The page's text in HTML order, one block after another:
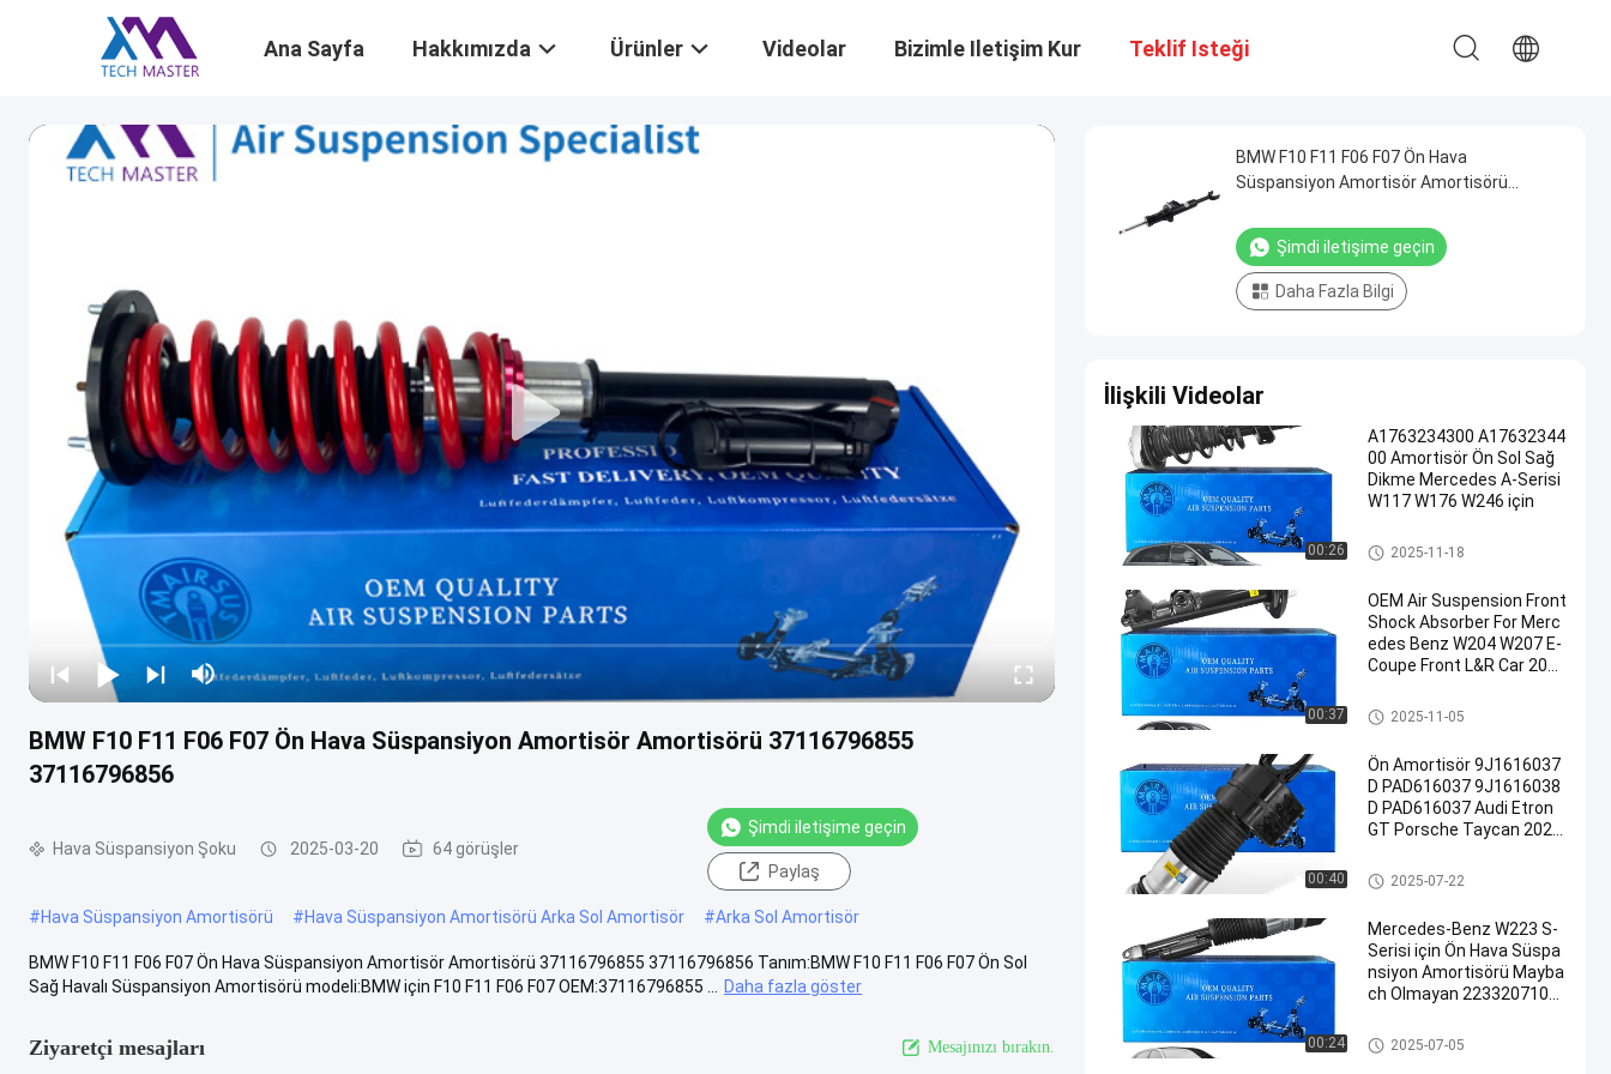
Ana Sayfa Hakkımızda Ürünler Videolar Bizimle Iletişim Kur Teklif Isteği
BMW F10 F11 F06 F07 Ön Hava Süspansiyon Amortisör Amortisörü 37116796855
37116796856
Hava Süspansiyon Şoku 2025-03-20 64 görüşler
Şimdi iletişime geçin
Paylaş
#Hava Süspansiyon Amortisörü #Hava Süspansiyon Amortisörü Arka Sol Amortisör #Arka Sol Amortisör
BMW F10 F11 F06 F07 Ön Hava Süspansiyon Amortisör Amortisörü 37116796855 37116796856 Tanım:BMW F10 F11 F06 F07 Ön Sol
Sağ Havalı Süspansiyon Amortisörü modeli:BMW için F10 F11 F06 F07 OEM:37116796855 ...
Daha fazla göster
Ziyaretçi mesajları Mesajınızı bırakın.
BMW F10 F11 F06 F07 Ön Hava
Süspansiyon Amortisör Amortisörü
Şimdi iletişime geçin
Daha Fazla Bilgi
İlişkili Videolar
00:26
A1763234300 A17632344
00 Amortisör Ön Sol Sağ
Dikme Mercedes A-Serisi
W117 W176 W246 için
Hava Süspansiyon Şoku
2025-11-18
00:37
OEM Air Suspension Front
Shock Absorber For Merc
edes Benz W204 W207 E-
Coupe Front L&R Car 2043
Hava Süspansiyon Şoku
2025-11-05
00:40
Ön Amortisör 9J1616037
D PAD616037 9J1616038
D PAD616037 Audi Etron
GT Porsche Taycan 2021
021-
Hava Süspansiyon Şoku
2025-07-22
00:24
Mercedes-Benz W223 S-
Serisi için Ön Hava Süspa
nsiyon Amortisörü Mayba
ch Olmayan 2233207103
2233208803
Hava Süspansiyon Şoku
2025-07-05